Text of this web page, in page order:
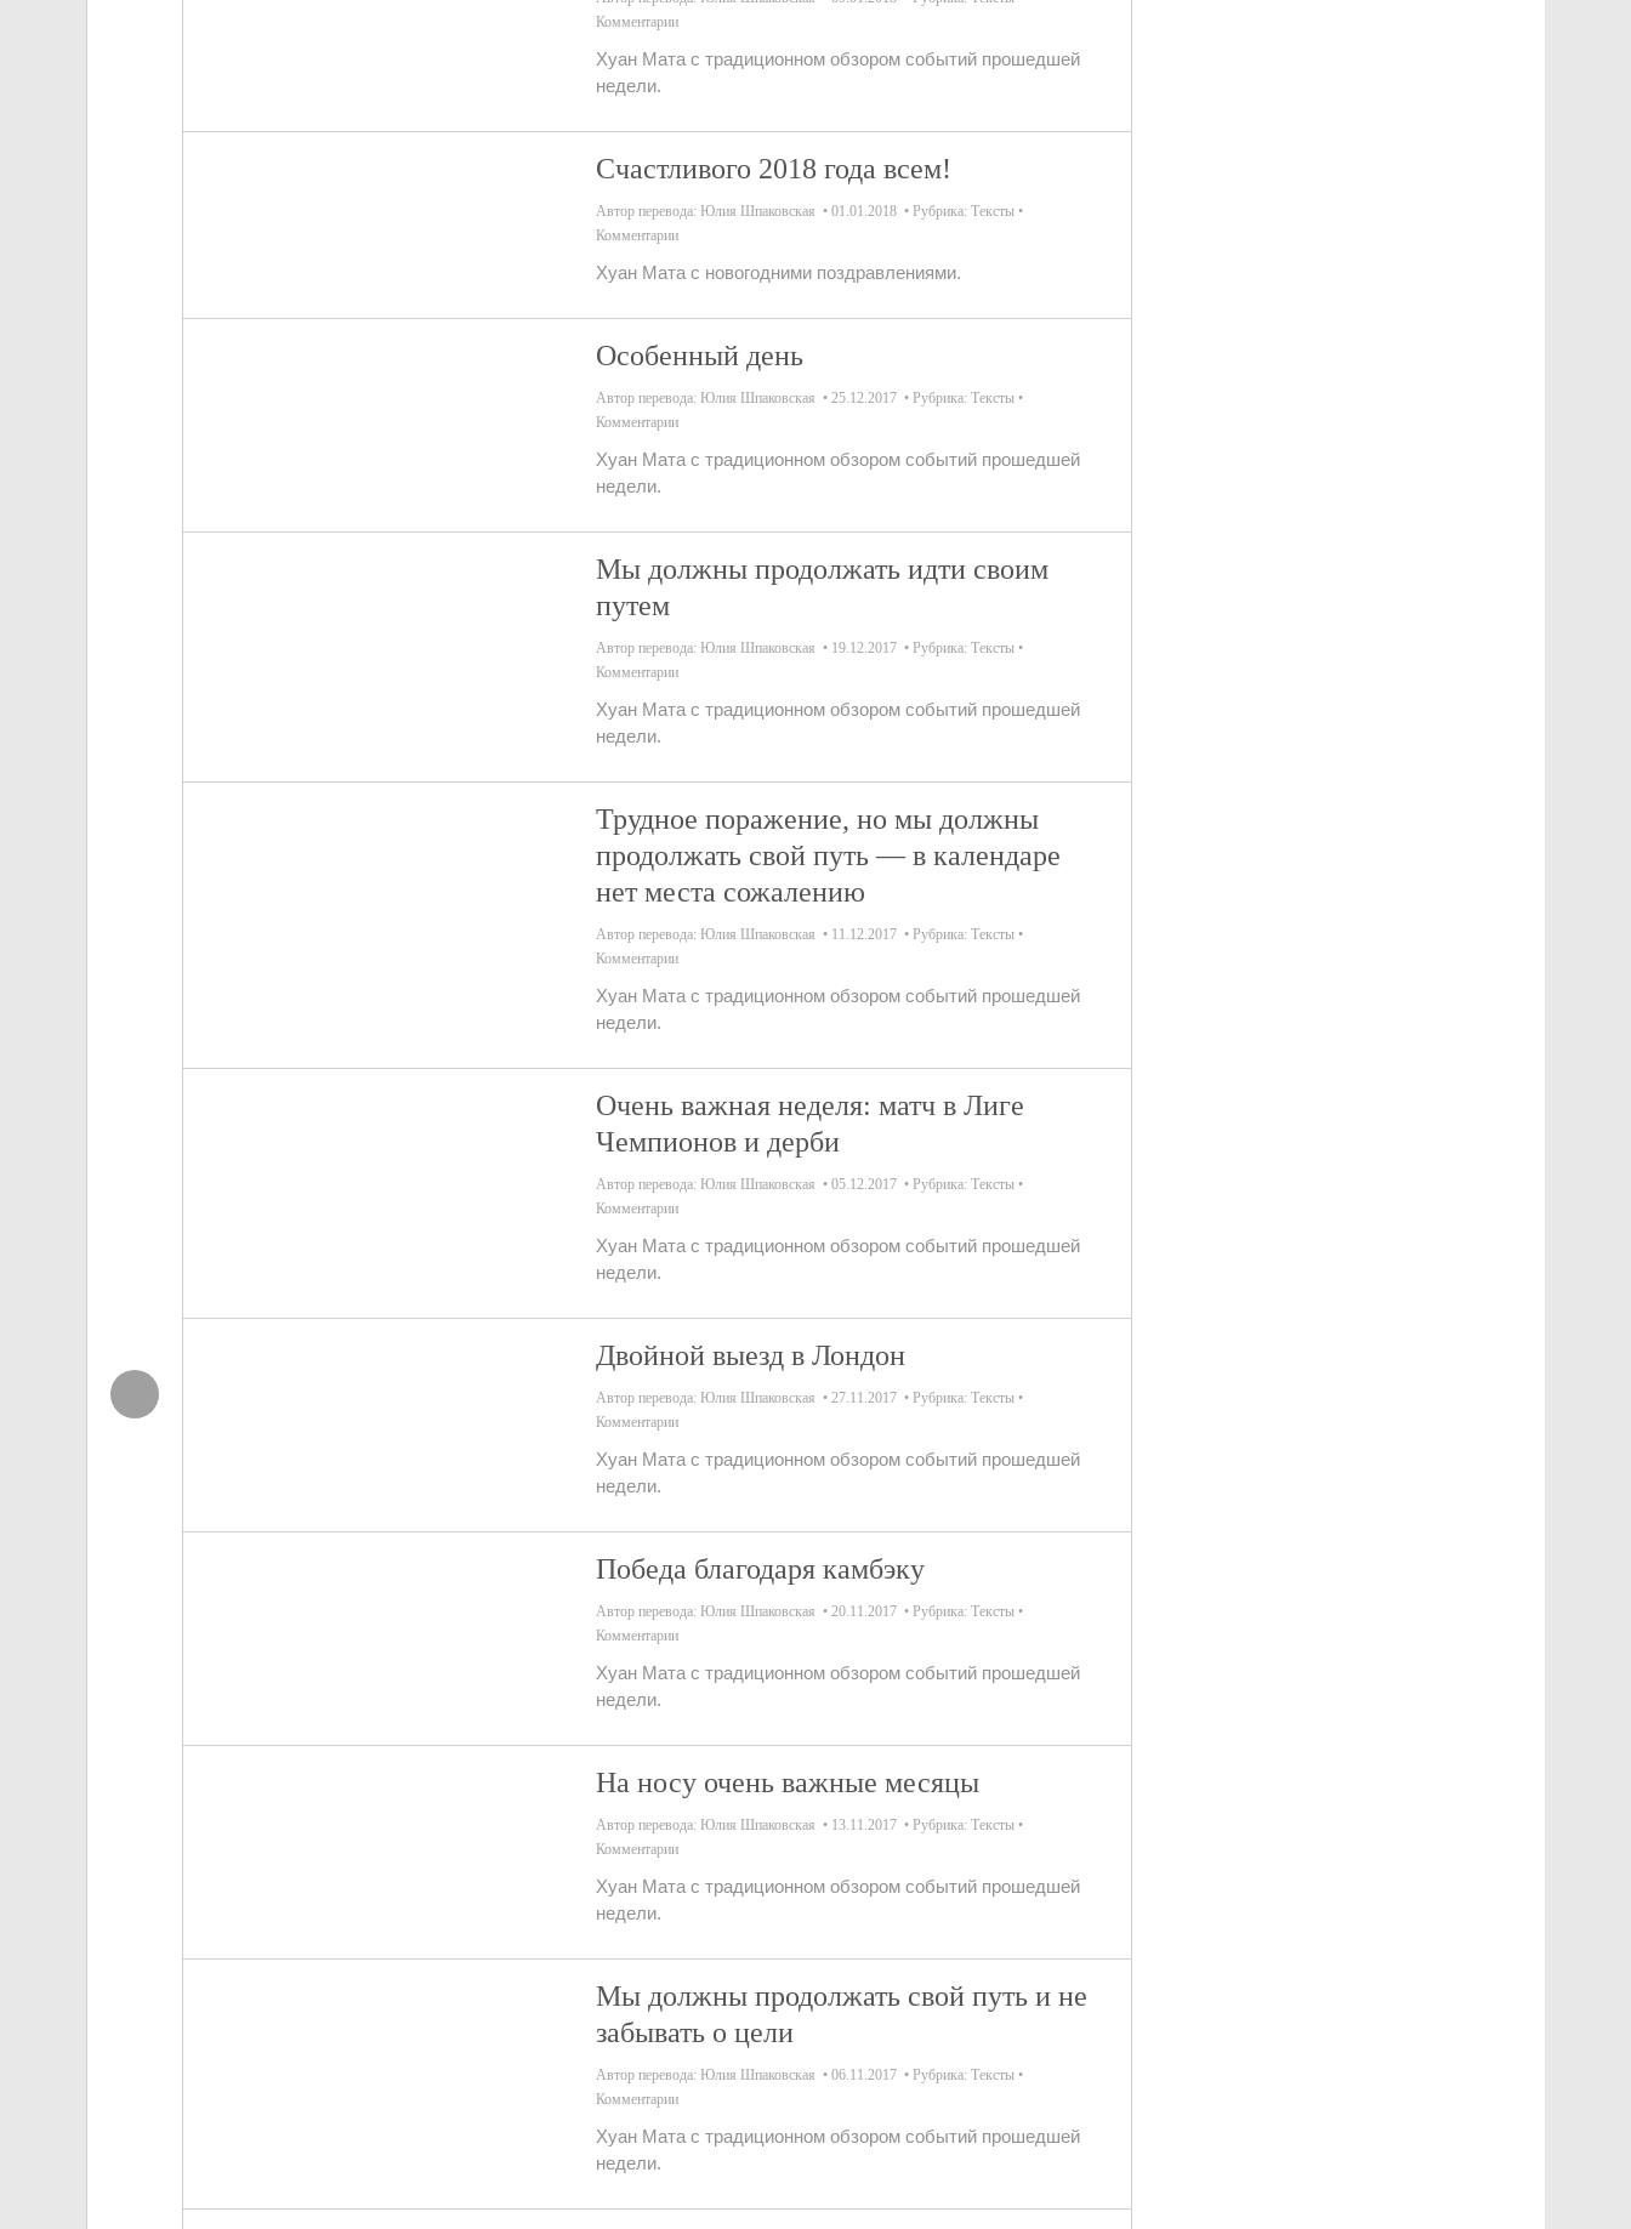
Комментарии
Хуан Мата с традиционном обзором событий прошедшей
недели.
Счастливого 2018 года всем!
Автор перевода: Юлия Шпаковская 01.01.2018 Рубрика: Тексты
Комментарии
Хуан Мата с новогодними поздравлениями.
Особенный день
Автор перевода: Юлия Шпаковская 25.12.2017 Рубрика: Тексты
Комментарии
Хуан Мата с традиционном обзором событий прошедшей
недели.
Мы должны продолжать идти своим
путем
Автор перевода: Юлия Шпаковская 19.12.2017 Рубрика: Тексты
Комментарии
Хуан Мата с традиционном обзором событий прошедшей
недели.
Трудное поражение, но мы должны
продолжать свой путь — в календаре
нет места сожалению
Автор перевода: Юлия Шпаковская 11.12.2017 Рубрика: Тексты
Комментарии
Хуан Мата с традиционном обзором событий прошедшей
недели.
Очень важная неделя: матч в Лиге
Чемпионов и дерби
Автор перевода: Юлия Шпаковская 05.12.2017 Рубрика: Тексты
Комментарии
Хуан Мата с традиционном обзором событий прошедшей
недели.
Двойной выезд в Лондон
Автор перевода: Юлия Шпаковская 27.11.2017 Рубрика: Тексты
Комментарии
Хуан Мата с традиционном обзором событий прошедшей
недели.
Победа благодаря камбэку
Автор перевода: Юлия Шпаковская 20.11.2017 Рубрика: Тексты
Комментарии
Хуан Мата с традиционном обзором событий прошедшей
недели.
На носу очень важные месяцы
Автор перевода: Юлия Шпаковская 13.11.2017 Рубрика: Тексты
Комментарии
Хуан Мата с традиционном обзором событий прошедшей
недели.
Мы должны продолжать свой путь и не
забывать о цели
Автор перевода: Юлия Шпаковская 06.11.2017 Рубрика: Тексты
Комментарии
Хуан Мата с традиционном обзором событий прошедшей
недели.